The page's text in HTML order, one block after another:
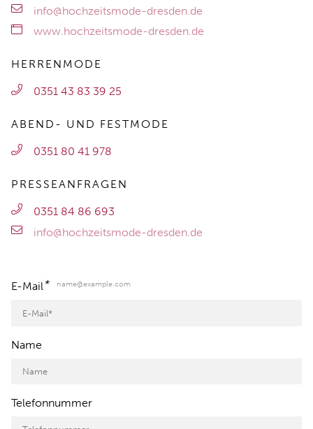
info@hochzeitsmode-dresden.de
www.hochzeitsmode-dresden.de
HERRENMODE
0351 43 83 39 25
ABEND- UND FESTMODE
0351 80 41 978
PRESSEANFRAGEN
0351 84 86 693
info@hochzeitsmode-dresden.de
E-Mail* name@example.com
Name
Telefonnummer